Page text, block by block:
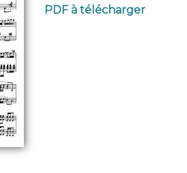
PDF à télécharger